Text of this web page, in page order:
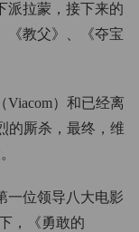
派拉蒙，接下来的
《教父》、《夺宝
Viacom）和已经离
的厮杀，最终，维
一位领导八大电影
，《勇敢的